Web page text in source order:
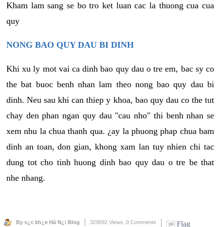
Kham lam sang se bo tro ket luan cac la thuong cua cua
quy
NONG BAO QUY DAU BI DINH
Khi xu ly mot vai ca dinh bao quy dau o tre em, bac sy co
the bat buoc benh nhan lam theo nong bao quy dau bi
dinh. Neu sau khi can thiep y khoa, bao quy dau co the tut
chay den phan ngan quy dau "cau nho" thi benh nhan se
xem nhu la chua thanh qua. ¿ay la phuong phap chua bam
dinh an toan, don gian, khong xam lan tuy nhien chi tac
dung tot cho tinh huong dinh bao quy dau o tre be that
nhe nhang.
By s¿c kh¿e Hà N¿i Blog 329692 Views, 0 Comments Flag